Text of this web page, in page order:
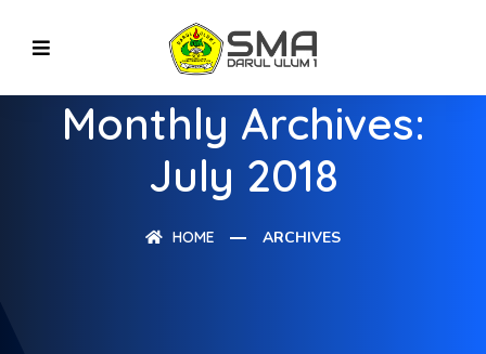
Monthly Archives:
July 2018
HOME ARCHIVES